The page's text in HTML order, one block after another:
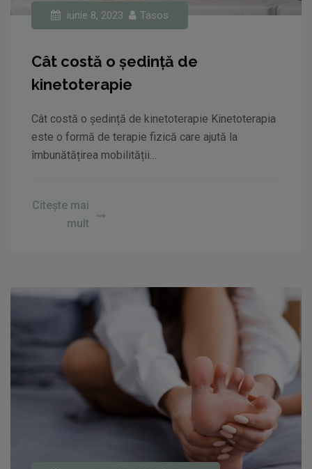
iunie 8, 2023 Tasos
Cât costă o ședință de
kinetoterapie
Cât costă o ședință de kinetoterapie Kinetoterapia
este o formă de terapie fizică care ajută la
îmbunătățirea mobilității…
Citește mai
mult